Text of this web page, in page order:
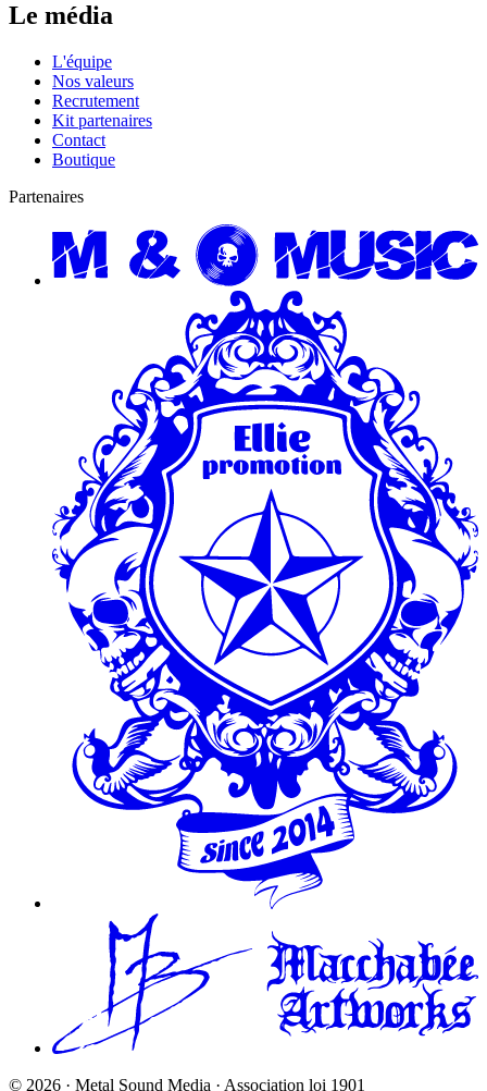
Le média
L'équipe
Nos valeurs
Recrutement
Kit partenaires
Contact
Boutique
Partenaires
© 2026 · Metal Sound Media · Association loi 1901